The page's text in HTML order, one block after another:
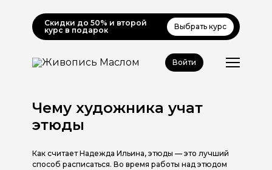
Скидки до 50% и второй
курс в подарок
Выбрать курс
Войти
Чему художника учат
этюды
Как считает Надежда Ильина, этюды — это лучший
способ расписаться. Во время работы над этюдом